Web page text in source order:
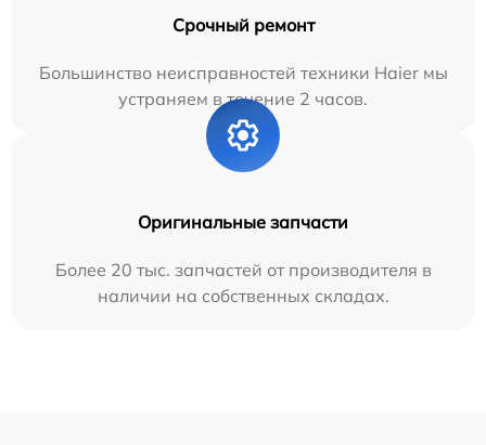
Срочный ремонт
Большинство неисправностей техники Haier мы
устраняем в течение 2 часов.
Оригинальные запчасти
Более 20 тыс. запчастей от производителя в
наличии на собственных складах.